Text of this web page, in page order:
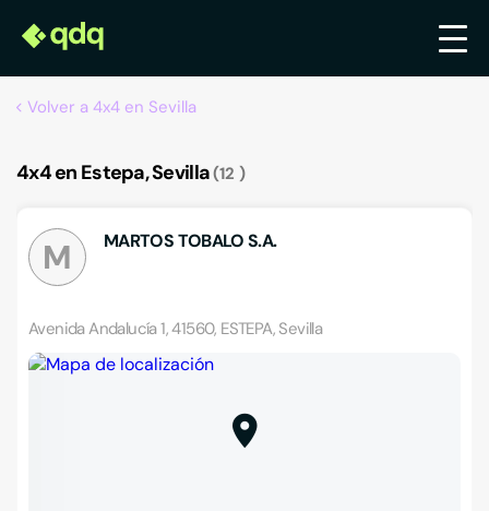
Volver a 4x4 en Sevilla
4x4 en Estepa, Sevilla 12
M MARTOS TOBALO S.A.
Avenida Andalucía 1, 41560, ESTEPA, Sevilla